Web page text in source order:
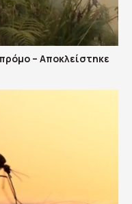
– Αποκλείστηκε